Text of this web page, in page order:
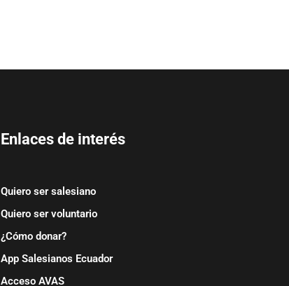
Enlaces de interés
Quiero ser salesiano
Quiero ser voluntario
¿Cómo donar?
App Salesianos Ecuador
Acceso AVAS